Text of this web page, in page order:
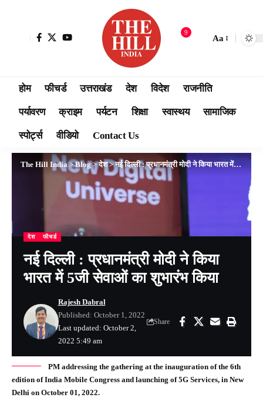
9
Aa
होम फीचर्ड उत्तराखंड देश विदेश राजनीति
पर्यावरण क्राइम पर्यटन शिक्षा स्वास्थय सामाजिक
स्पोर्ट्स वीडियो Contact Us
The Hill India>Blog>देश>नई दिल्ली : प्रधानमंत्री मोदी ने किया भारत में 5जी सेवाओं का शुभारंभ किया
देश फीचर्ड
नई दिल्ली : प्रधानमंत्री मोदी ने किया
भारत में 5जी सेवाओं का शुभारंभ किया
Last updated: October 2,
2022 5:49 am
Rajesh Dabral
Published: October 1, 2022
Share
PM addressing the gathering at the inauguration of the 6th
edition of India Mobile Congress and launching of 5G Services, in New
Delhi on October 01, 2022.